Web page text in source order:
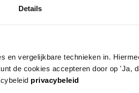
Details
en vergelijkbare technieken in.
de cookies accepteren door op 'Ja,
privacybeleid